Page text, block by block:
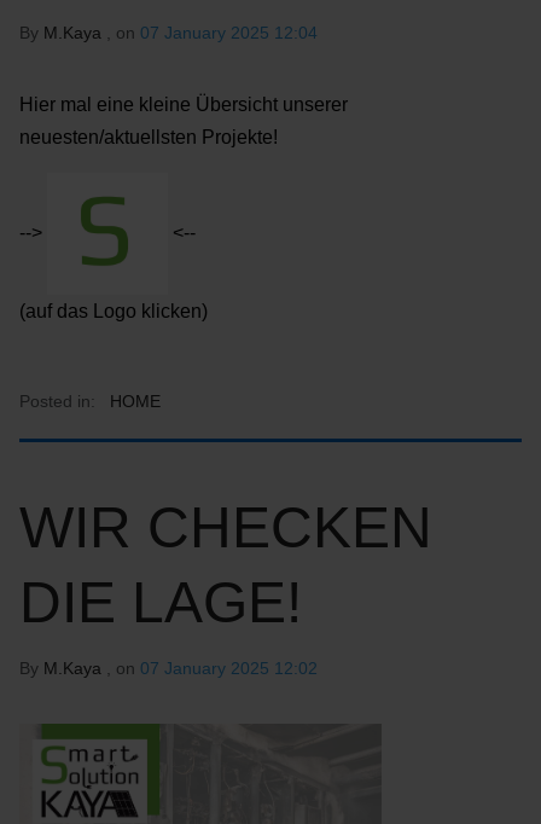
By M.Kaya , on 07 January 2025 12:04
Hier mal eine kleine Übersicht unserer
neuesten/aktuellsten Projekte!
--> <--
(auf das Logo klicken)
Posted in: HOME
WIR CHECKEN
DIE LAGE!
By M.Kaya , on 07 January 2025 12:02